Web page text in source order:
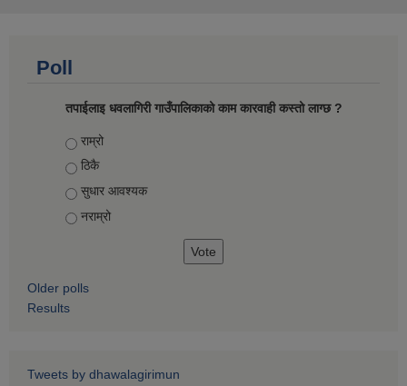
Poll
तपाईलाइ धवलागिरी गाउँपालिकाको काम कारवाही कस्तो लाग्छ ?
Choices
राम्रो
ठिकै
सुधार आवश्यक
नराम्रो
Older polls
Results
Tweets by dhawalagirimun